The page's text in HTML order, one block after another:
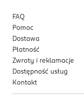
FAQ
Pomoc
Dostawa
Płatność
Zwroty i reklamacje
Dostępność usług
Kontakt